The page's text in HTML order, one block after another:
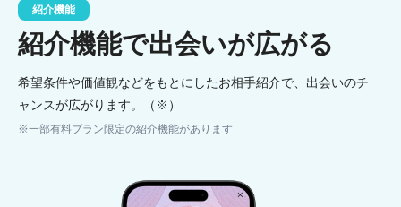
紹介機能
紹介機能で出会いが広がる
希望条件や価値観などをもとにしたお相手紹介で、出会いのチ
ャンスが広がります。（※）
※一部有料プラン限定の紹介機能があります